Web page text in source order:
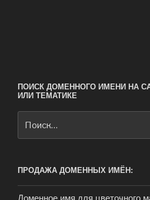
ПОИСК ДОМЕННОГО ИМЕНИ НА
ИЛИ ТЕМАТИКЕ
ПРОДАЖА ДОМЕННЫХ ИМЁН:
Доменное имя для цветочного